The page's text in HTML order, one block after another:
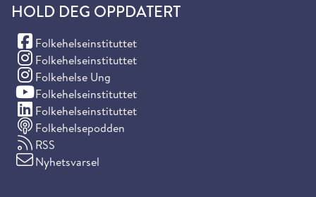
HOLD DEG OPPDATERT
Folkehelseinstituttet
(Facebook)
Folkehelseinstituttet
(Instagram)
Folkehelse Ung
(Instagram)
Folkehelseinstituttet
(YouTube)
Folkehelseinstituttet
(LinkedIn)
Folkehelsepodden
RSS
Nyhetsvarsel